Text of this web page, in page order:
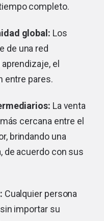
completo.
global: Los
de una red
el
entre pares.
La venta
cercana entre el
brindando una
de acuerdo con sus
Cualquier persona
importar su